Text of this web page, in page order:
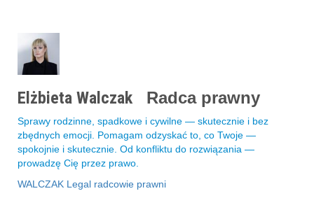
Elżbieta Walczak Radca prawny
Sprawy rodzinne, spadkowe i cywilne — skutecznie i bez
zbędnych emocji. Pomagam odzyskać to, co Twoje —
spokojnie i skutecznie. Od konfliktu do rozwiązania —
prowadzę Cię przez prawo.
WALCZAK Legal radcowie prawni